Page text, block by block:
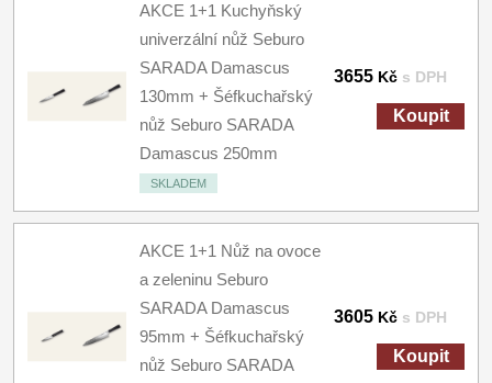
AKCE 1+1 Kuchyňský
univerzální nůž Seburo
SARADA Damascus
130mm + Šéfkuchařský
nůž Seburo SARADA
Damascus 250mm
SKLADEM
3655 Kč s DPH
Koupit
AKCE 1+1 Nůž na ovoce
a zeleninu Seburo
SARADA Damascus
95mm + Šéfkuchařský
nůž Seburo SARADA
3605 Kč s DPH
Koupit